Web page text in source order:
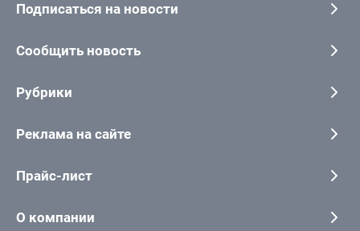
Подписаться на новости
Сообщить новость
Рубрики
Реклама на сайте
Прайс-лист
О компании